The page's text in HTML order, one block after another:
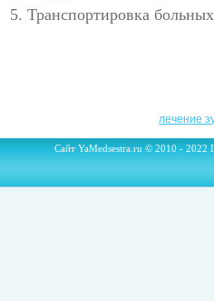
5. Транспортировка больных
лечение
Сайт YaMedsestra.ru © 2010 - 2022